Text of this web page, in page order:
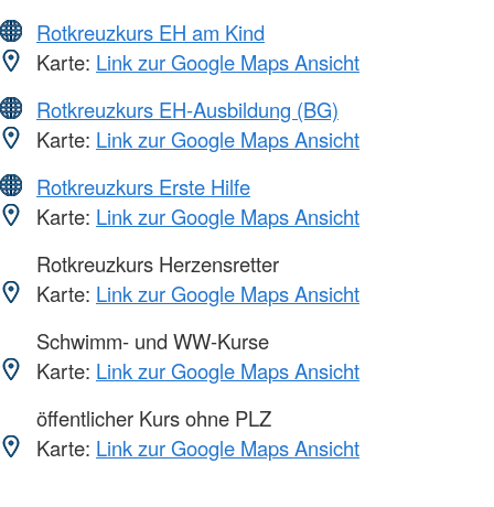
Rotkreuzkurs EH am Kind
Karte: Link zur Google Maps Ansicht
Rotkreuzkurs EH-Ausbildung (BG)
Karte: Link zur Google Maps Ansicht
Rotkreuzkurs Erste Hilfe
Karte: Link zur Google Maps Ansicht
Rotkreuzkurs Herzensretter
Karte: Link zur Google Maps Ansicht
Schwimm- und WW-Kurse
Karte: Link zur Google Maps Ansicht
öffentlicher Kurs ohne PLZ
Karte: Link zur Google Maps Ansicht